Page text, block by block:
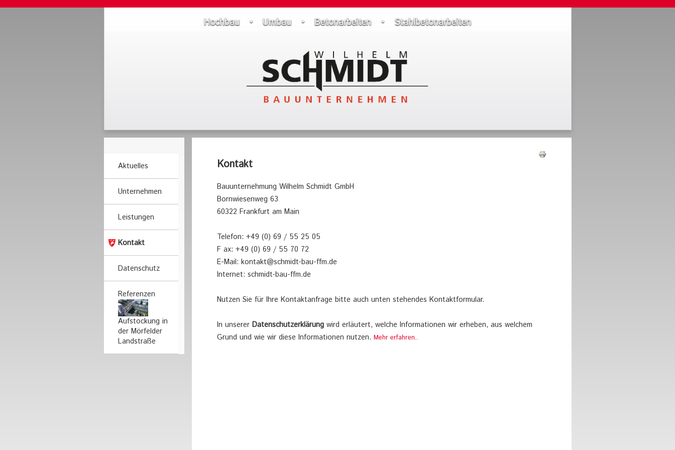
Hochbau • Umbau • Betonarbeiten • Stahlbetonarbeiten
Aktuelles
Unternehmen
Leistungen
Kontakt
Datenschutz
Referenzen
Aufstockung in
der Mörfelder
Landstraße
Kontakt
Bauunternehmung Wilhelm Schmidt GmbH
Bornwiesenweg 63
60322 Frankfurt am Main
Telefon: +49 (0) 69 / 55 25 05
F ax: +49 (0) 69 / 55 70 72
E-Mail: kontakt@schmidt-bau-ffm.de
Internet: schmidt-bau-ffm.de
Nutzen Sie für Ihre Kontaktanfrage bitte auch unten stehendes Kontaktformular.
In unserer Datenschutzerklärungwird erläutert, welche Informationen wir erheben, aus welchem
Grund und wie wir diese Informationen nutzen. Mehr erfahren..